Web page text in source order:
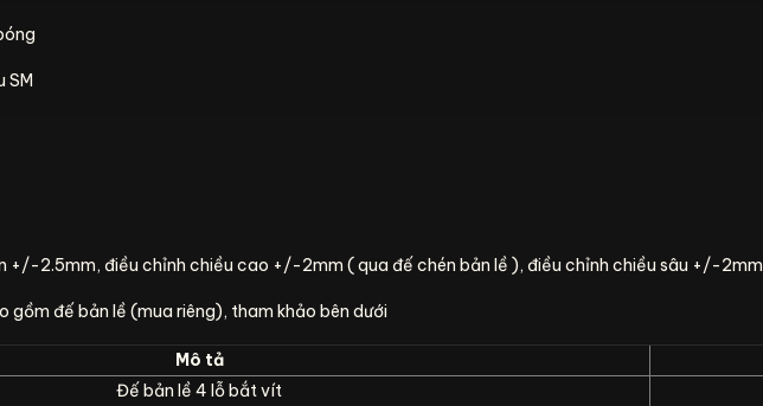
SM
+/-2.5mm, điều chỉnh chiều cao +/-2mm ( qua đế chén bản lề ), điều chỉnh chiều sâu +/-2mm
gồm đế bản lề (mua riêng), tham khảo bên dưới
Mô tả
Đế bản lề 4 lỗ bắt vít